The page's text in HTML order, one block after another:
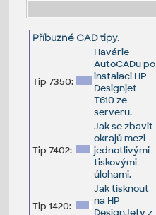
Příbuzné CAD tipy:
Tip 7350:
Havárie
AutoCADu po
instalaci HP
Designjet
T610 ze
serveru.
Tip 7402:
Jak se zbavit
okrajů mezi
jednotlivými
tiskovými
úlohami.
Tip 1420:
Jak tisknout
na HP
DesignJety z